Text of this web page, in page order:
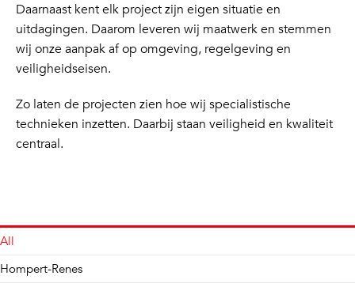
Daarnaast kent elk project zijn eigen situatie en
uitdagingen. Daarom leveren wij maatwerk en stemmen
wij onze aanpak af op omgeving, regelgeving en
veiligheidseisen.
Zo laten de projecten zien hoe wij specialistische
technieken inzetten. Daarbij staan veiligheid en kwaliteit
centraal.
All
Hompert-Renes